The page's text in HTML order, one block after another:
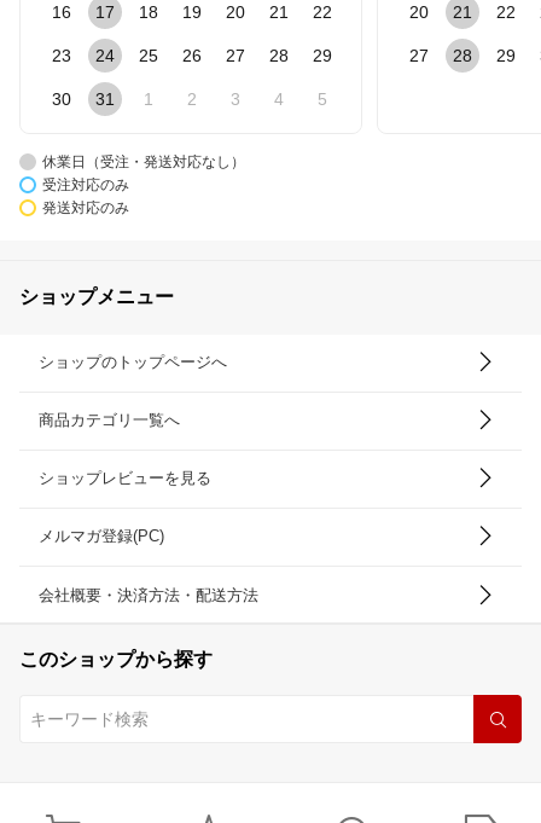
16 17 18 19 20 21 22
23 24 25 26 27 28 29
30 31 1 2 3 4 5
20 21 22
27 28 29
休業日（受注・発送対応なし）
受注対応のみ
発送対応のみ
ショップメニュー
ショップのトップページへ
商品カテゴリ一覧へ
ショップレビューを見る
メルマガ登録(PC)
会社概要・決済方法・配送方法
このショップから探す